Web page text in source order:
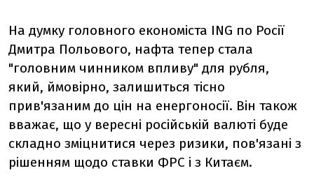
На думку головного економіста ING по Росії
Дмитра Польового, нафта тепер стала
"головним чинником впливу" для рубля,
який, ймовірно, залишиться тісно
прив'язаним до цін на енергоносії. Він також
вважає, що у вересні російській валюті буде
складно зміцнитися через ризики, пов'язані з
рішенням щодо ставки ФРС і з Китаєм.